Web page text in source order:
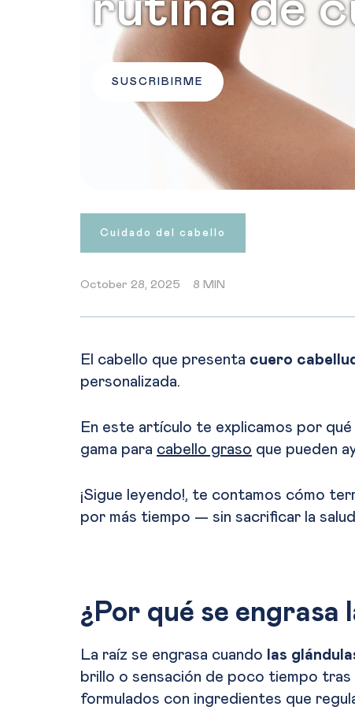
SUSCRIBIRME
Cuidado del cabello
October 28, 2025 8 MIN
El cabello que presenta cuero
personalizada.
En este artículo te explicamos por
gama para cabello graso que pueden
¡Sigue leyendo!, te contamos cómo
por más tiempo — sin sacrificar la
¿Por qué se engrasa
La raíz se engrasa cuando las
brillo o sensación de poco tiempo tras
formulados con ingredientes que